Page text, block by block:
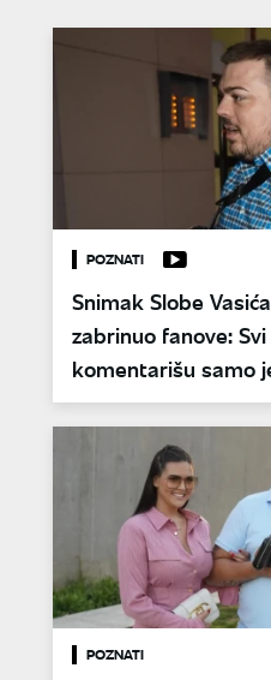
POZNATI
Snimak Slobe
zabrinuo fanove: Svi
komentarišu samo
POZNATI